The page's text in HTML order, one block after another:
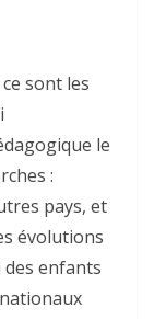
sont les
le
:
pays, et
évolutions
enfants